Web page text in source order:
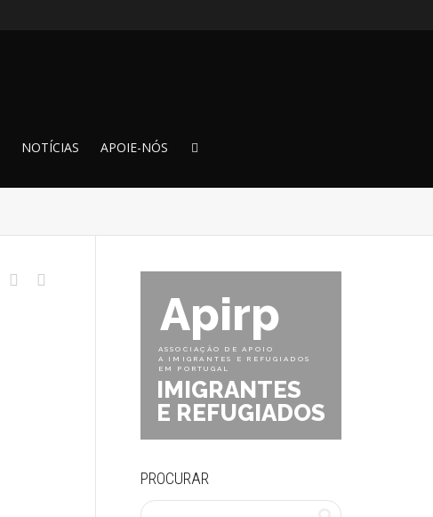
NOTÍCIAS APOIE-NÓS
IMIGRANTES
E REFUGIADOS
ASSOCIAÇÃO DE APOIO
A IMIGRANTES E REFUGIADOS
EM PORTUGAL
Apirp
PROCURAR